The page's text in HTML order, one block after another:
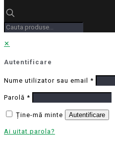
✕
Autentificare
Nume utilizator sau email *
Parolă *
Ține-mă minte Autentificare
Ai uitat parola?